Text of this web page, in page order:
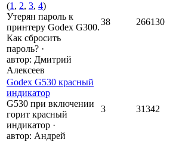
(1 , 2, 3, 4)
Утерян пароль к
принтеру Godex G300.
Как сбросить
пароль? ·
автор: Дмитрий
Алексеев
38 266130
Godex G530 красный
индикатор
G530 при включении
горит красный
индикатор ·
автор: Андрей
3 31342